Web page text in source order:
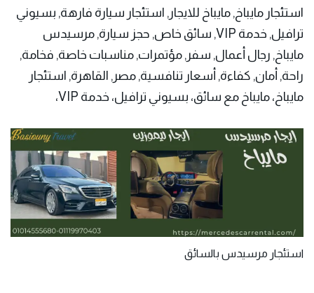
استئجار مايباخ, مايباخ للايجار, استئجار سيارة فارهة, بسيوني
ترافيل, خدمة VIP, سائق خاص, حجز سيارة, مرسيدس
مايباخ, رجال أعمال, سفر, مؤتمرات, مناسبات خاصة, فخامة,
راحة, أمان, كفاءة, أسعار تنافسية, مصر, القاهرة, استئجار
مايباخ، مايباخ مع سائق، بسيوني ترافيل، خدمة VIP،
استئجار مرسيدس بالسائق